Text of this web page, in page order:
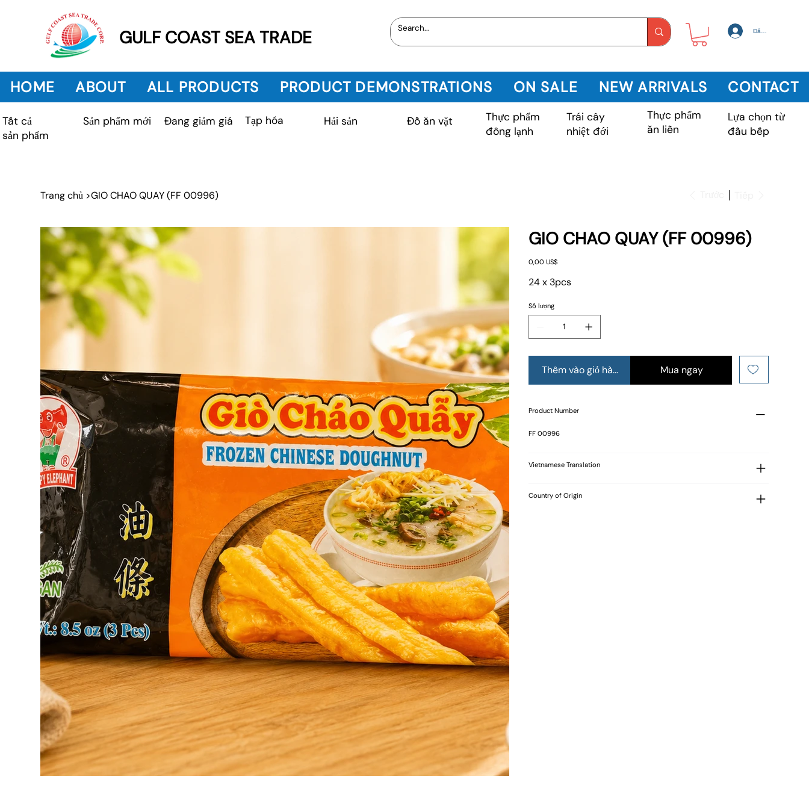
GULF COAST SEA TRADE Đăng nhập
HOME ABOUT ALL PRODUCTS PRODUCT DEMONSTRATIONS ON SALE NEW ARRIVALS CONTACT
Tất cả
sản phẩm
Sản phẩm mới Đang giảm giá Tạp hóa Hải sản Đồ ăn vặt
Thực phẩm
đông lạnh
Trái cây
nhiệt đới
Thực phẩm
ăn liền
Lựa chọn từ
đầu bếp
Trang chủ >GIO CHAO QUAY (FF 00996)
GIO CHAO QUAY (FF 00996)
Giá
0,00 US$
24 x 3pcs
Số lượng
Thêm vào giỏ hàng Mua ngay
Product Number
FF 00996
Vietnamese Translation
Country of Origin